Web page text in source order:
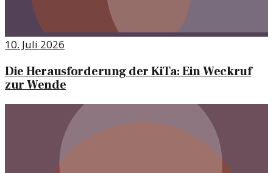
10. Juli 2026
Die Herausforderung der KiTa: Ein Weckruf
zur Wende